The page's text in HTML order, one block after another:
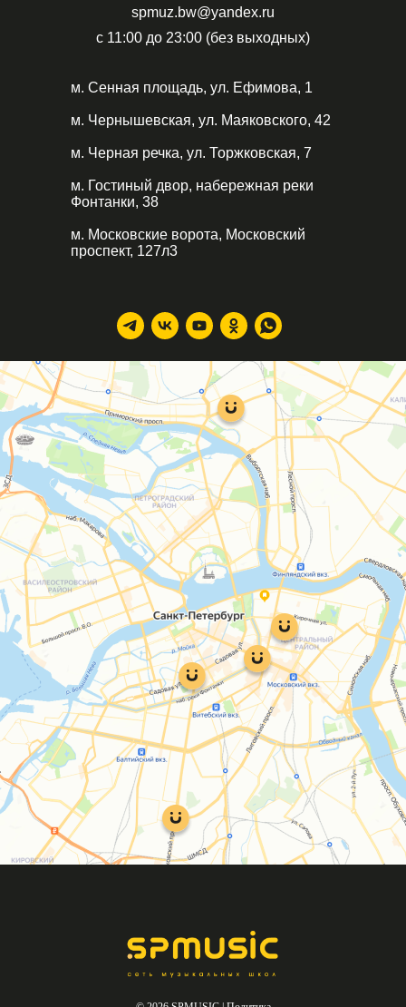
spmuz.bw@yandex.ru
с 11:00 до 23:00 (без выходных)
м. Сенная площадь, ул. Ефимова, 1
м. Чернышевская, ул. Маяковского, 42
м. Черная речка, ул. Торжковская, 7
м. Гостиный двор, набережная реки
Фонтанки, 38
м. Московские ворота, Московский
проспект, 127л3